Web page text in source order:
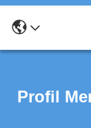
Profil